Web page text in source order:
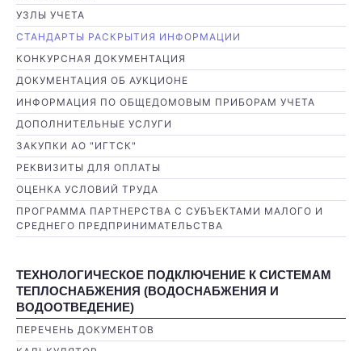
УЗЛЫ УЧЕТА
СТАНДАРТЫ РАСКРЫТИЯ ИНФОРМАЦИИ
КОНКУРСНАЯ ДОКУМЕНТАЦИЯ
ДОКУМЕНТАЦИЯ ОБ АУКЦИОНЕ
ИНФОРМАЦИЯ ПО ОБЩЕДОМОВЫМ ПРИБОРАМ УЧЕТА
ДОПОЛНИТЕЛЬНЫЕ УСЛУГИ
ЗАКУПКИ АО "ИГТСК"
РЕКВИЗИТЫ ДЛЯ ОПЛАТЫ
ОЦЕНКА УСЛОВИЙ ТРУДА
ПРОГРАММА ПАРТНЕРСТВА С СУБЪЕКТАМИ МАЛОГО И
СРЕДНЕГО ПРЕДПРИНИМАТЕЛЬСТВА
ТЕХНОЛОГИЧЕСКОЕ ПОДКЛЮЧЕНИЕ К СИСТЕМАМ
ТЕПЛОСНАБЖЕНИЯ (ВОДОСНАБЖЕНИЯ И
ВОДООТВЕДЕНИЕ)
ПЕРЕЧЕНЬ ДОКУМЕНТОВ